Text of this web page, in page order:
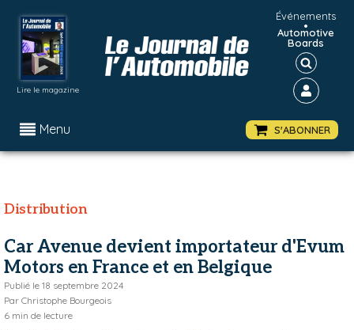
Lire le magazine
Événements
•
Automotive
Boards
Menu S'ABONNER
Distribution
Car Avenue devient importateur d'Evum
Motors en France et en Belgique
Publié le 18 septembre 2024
Par Christophe Bourgeois
6 min de lecture